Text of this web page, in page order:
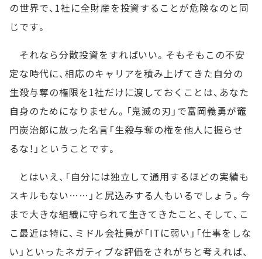
の世界で、1社に全財産を投資することが危険なのと同
じです。
それなら分散投資をすればいい。そもそもこの不安
定な時代に、相応のキャリアを積み上げてきた自分の
生殺与奪の権限を1社だけに渡しておくことは、あなた
自身のためになりません。「鬼滅の刃」で富岡義勇が竈
門炭治郎に放った名言「生殺与奪の権を他人に握らせ
るな！」ということです。
とはいえ、「自分には独立して通用するほどの実績も
スキルもない……」と尻込みする人もいるでしょう。今
まで大きな組織に守られて生きてきたこと、そして、こ
こ最近は特に、ミドル会社員が「ITに弱い」「仕事をしな
い」といったネガティブな評価をされがちと考えれば、